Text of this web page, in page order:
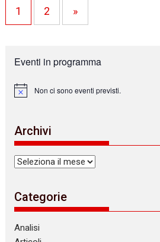
1 2 »
Eventi in programma
N
c
e
Non ci sono eventi previsti.
Archivi
Archivi
Categorie
Analisi